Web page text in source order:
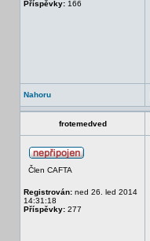
Příspěvky: 166
Nahoru
frotemedved
Člen CAFTA
Registrován: ned 26. led 2014
14:31:18
Příspěvky: 277